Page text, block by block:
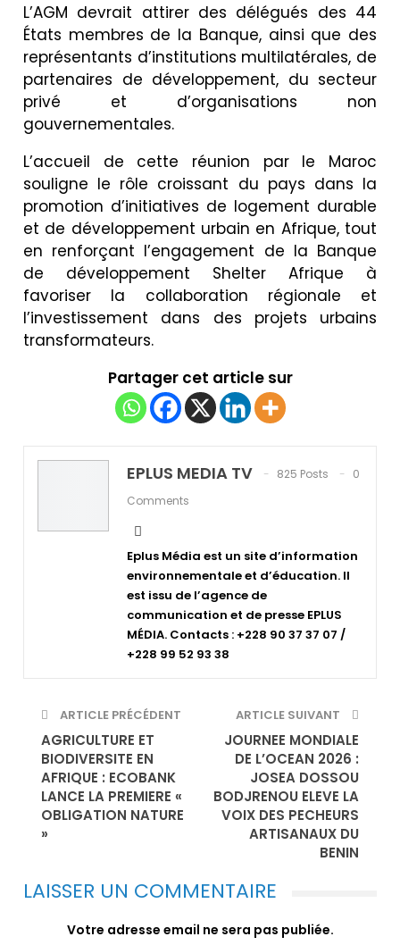
L’AGM devrait attirer des délégués des 44
États membres de la Banque, ainsi que des
représentants d’institutions multilatérales, de
partenaires de développement, du secteur
privé et d’organisations non
gouvernementales.
L’accueil de cette réunion par le Maroc
souligne le rôle croissant du pays dans la
promotion d’initiatives de logement durable
et de développement urbain en Afrique, tout
en renforçant l’engagement de la Banque
de développement Shelter Afrique à
favoriser la collaboration régionale et
l’investissement dans des projets urbains
transformateurs.
Partager cet article sur
EPLUS MEDIA TV 825 Posts
0
Comments
Eplus Média est un site d’information
environnementale et d’éducation. Il
est issu de l’agence de
communication et de presse EPLUS
MÉDIA. Contacts : +228 90 37 37 07 /
+228 99 52 93 38
ARTICLE PRÉCÉDENT
AGRICULTURE ET
BIODIVERSITE EN
AFRIQUE : ECOBANK
LANCE LA PREMIERE «
OBLIGATION NATURE
»
ARTICLE SUIVANT
JOURNEE MONDIALE
DE L’OCEAN 2026 :
JOSEA DOSSOU
BODJRENOU ELEVE LA
VOIX DES PECHEURS
ARTISANAUX DU
BENIN
LAISSER UN COMMENTAIRE
Votre adresse email ne sera pas publiée.